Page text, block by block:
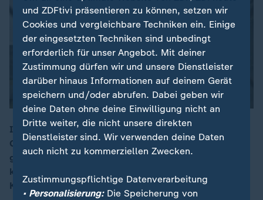
00:05
In Mexiko sind bei blutigen Bandenkämpfen in einem
Gefängnis in Acapulco 28 Häftlinge ums Leben
gekommen, drei wurden verletzt. Erst nach Stunden
konnten Soldaten und Polizisten die Lage unter
Kontrolle bringen.
und ZDFtivi präsentieren zu können, setzen wir
Cookies und vergleichbare Techniken ein. Einige
der eingesetzten Techniken sind unbedingt
erforderlich für unser Angebot. Mit deiner
Zustimmung dürfen wir und unsere Dienstleister
darüber hinaus Informationen auf deinem Gerät
speichern und/oder abrufen. Dabei geben wir
deine Daten ohne deine Einwilligung nicht an
Dritte weiter, die nicht unsere direkten
Dienstleister sind. Wir verwenden deine Daten
auch nicht zu kommerziellen Zwecken.
Zustimmungspflichtige Datenverarbeitung
• Personalisierung:Die Speicherung von